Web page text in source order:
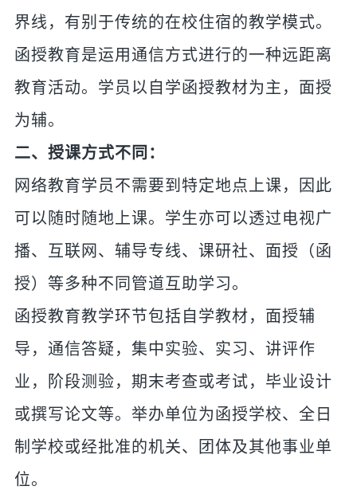
界线，有别于传统的在校住宿的教学模式。
函授教育是运用通信方式进行的一种远距离
教育活动。学员以自学函授教材为主，面授
为辅。
二、授课方式不同：
网络教育学员不需要到特定地点上课，因此
可以随时随地上课。学生亦可以透过电视广
播、互联网、辅导专线、课研社、面授（函
授）等多种不同管道互助学习。
函授教育教学环节包括自学教材，面授辅
导，通信答疑，集中实验、实习、讲评作
业，阶段测验，期末考查或考试，毕业设计
或撰写论文等。举办单位为函授学校、全日
制学校或经批准的机关、团体及其他事业单
位。